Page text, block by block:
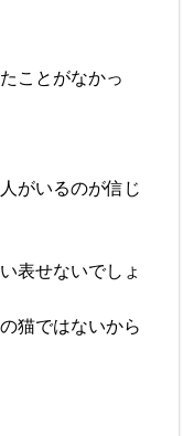
ことがなかっ
がいるのが信じ
表せないでしょ
猫ではないから